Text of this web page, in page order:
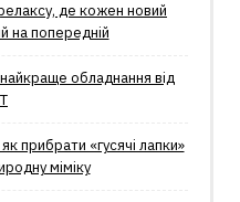
де кожен новий
на попередній
обладнання від
прибрати «гусячі лапки»
міміку